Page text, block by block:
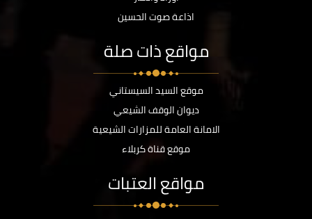
اذاعة صوت الحسين
مواقع ذات صلة
موقع السيد السيستاني
ديوان الوقف الشيعي
الامانة العامة للمزارات الشيعية
موقع قناة كربلاء
مواقع العتبات